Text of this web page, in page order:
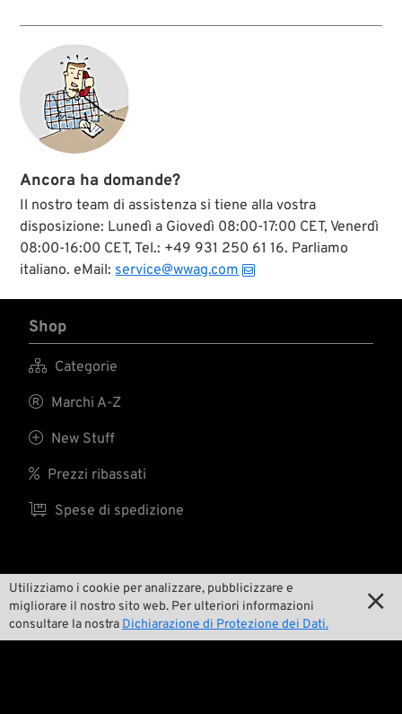
Utilizziamo i cookie per analizzare, pubblicizzare e
migliorare il nostro sito web. Per ulteriori informazioni
consultare la nostra Dichiarazione di Protezione dei Dati.

fatto di guarnizioni e
Montaggio più facile,
miglior tenuta.
Ancora ha domande?
Il nostro team di assistenza si tiene alla vostra
disposizione: Lunedì a Giovedì 08:00-17:00 CET, Venerdì
08:00-16:00 CET, Tel.: +49 931 250 61 16. Parliamo
italiano. eMail: service@wwag.com
Shop
 Categorie
 Marchi A-Z
 New Stuff
 Prezzi ribassati
 Spese di spedizione
Noi
 Contatto